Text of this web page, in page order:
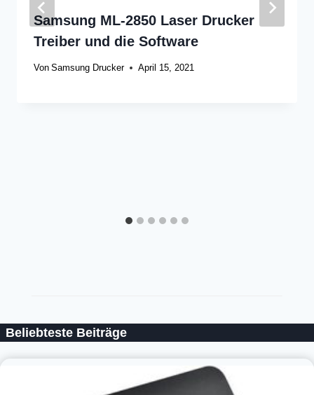
Samsung ML-2850 Laser Drucker
Treiber und die Software
Von Samsung Drucker April 15, 2021
Beliebteste Beiträge